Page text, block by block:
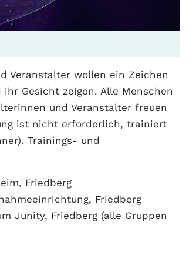
Veranstalter wollen ein Zeichen
Gesicht zeigen. Alle Menschen
und Veranstalter freuen
ist nicht erforderlich, trainiert
Trainings- und
Friedberg
Friedberg
Junity, Friedberg (alle Gruppen